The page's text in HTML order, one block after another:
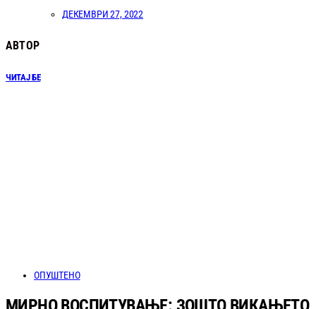
ДЕКЕМВРИ 27, 2022
АВТОР
ЧИТАЈ БЕ
ОПУШТЕНО